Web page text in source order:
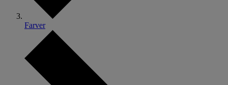
Farver